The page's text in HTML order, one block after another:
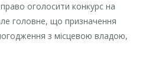
оголосити конкурс на
головне, що призначення
з місцевою владою,